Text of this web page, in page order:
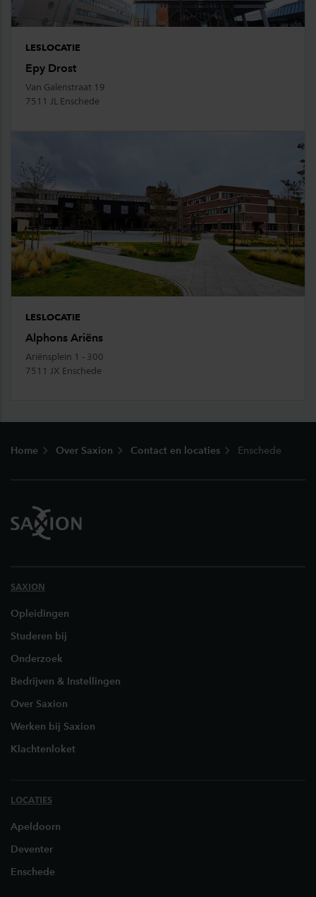
LESLOCATIE
Epy Drost
Van Galenstraat 19
7511 JL Enschede
LESLOCATIE
Alphons Ariëns
Ariënsplein 1 - 300
7511 JX Enschede
Home Over Saxion Contact en locaties Enschede
SAXION
Opleidingen
Studeren bij
Onderzoek
Bedrijven & Instellingen
Over Saxion
Werken bij Saxion
Klachtenloket
LOCATIES
Apeldoorn
Deventer
Enschede